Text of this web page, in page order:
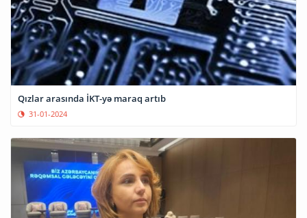
Qızlar arasında İKT-yə maraq artıb
31-01-2024